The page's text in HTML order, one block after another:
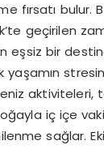
fırsatı bulur.
geçirilen
eşsiz bir
yaşamın
aktiviteleri,
iç içe
sağlar.